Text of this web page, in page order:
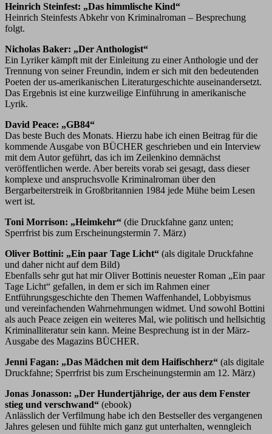
Heinrich Steinfest: „Das himmlische Kind“
Heinrich Steinfests Abkehr von Kriminalroman – Besprechung
folgt.
Nicholas Baker: „Der Anthologist“
Ein Lyriker kämpft mit der Einleitung zu einer Anthologie und der
Trennung von seiner Freundin, indem er sich mit den bedeutenden
Poeten der us-amerikanischen Literaturgeschichte auseinandersetzt.
Das Ergebnis ist eine kurzweilige Einführung in amerikanische
Lyrik.
David Peace: „GB84“
Das beste Buch des Monats. Hierzu habe ich einen Beitrag für die
kommende Ausgabe von BÜCHER geschrieben und ein Interview
mit dem Autor geführt, das ich im Zeilenkino demnächst
veröffentlichen werde. Aber bereits vorab sei gesagt, dass dieser
komplexe und anspruchsvolle Kriminalroman über den
Bergarbeiterstreik in Großbritannien 1984 jede Mühe beim Lesen
wert ist.
Toni Morrison: „Heimkehr“ (die Druckfahne ganz unten;
Sperrfrist bis zum Erscheinungstermin 7. März)
Oliver Bottini: „Ein paar Tage Licht“ (als digitale Druckfahne
und daher nicht auf dem Bild)
Ebenfalls sehr gut hat mir Oliver Bottinis neuester Roman „Ein paar
Tage Licht“ gefallen, in dem er sich im Rahmen einer
Entführungsgeschichte den Themen Waffenhandel, Lobbyismus
und vereinfachenden Wahrnehmungen widmet. Und sowohl Bottini
als auch Peace zeigen ein weiteres Mal, wie politisch und hellsichtig
Kriminalliteratur sein kann. Meine Besprechung ist in der März-
Ausgabe des Magazins BÜCHER.
Jenni Fagan: „Das Mädchen mit dem Haifischherz“ (als digitale
Druckfahne; Sperrfrist bis zum Erscheinungstermin am 12. März)
Jonas Jonasson: „Der Hundertjährige, der aus dem Fenster
stieg und verschwand“ (ebook)
Anlässlich der Verfilmung habe ich den Bestseller des vergangenen
Jahres gelesen und fühlte mich ganz gut unterhalten, wenngleich